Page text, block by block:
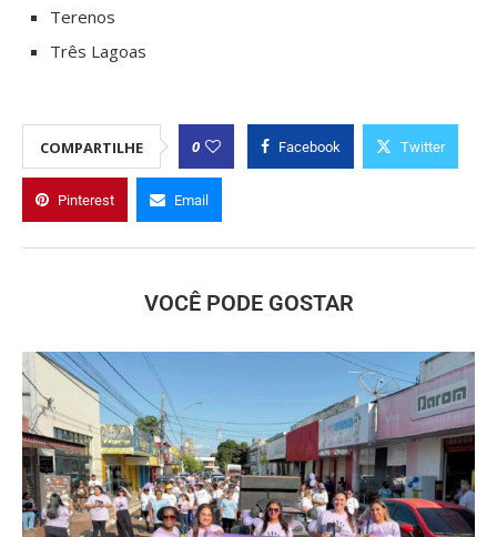
Terenos
Três Lagoas
COMPARTILHE 0 Facebook Twitter
Pinterest Email
VOCÊ PODE GOSTAR